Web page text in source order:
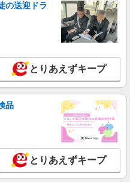
の送迎ドラ
とりあえずキープ
品
とりあえずキープ